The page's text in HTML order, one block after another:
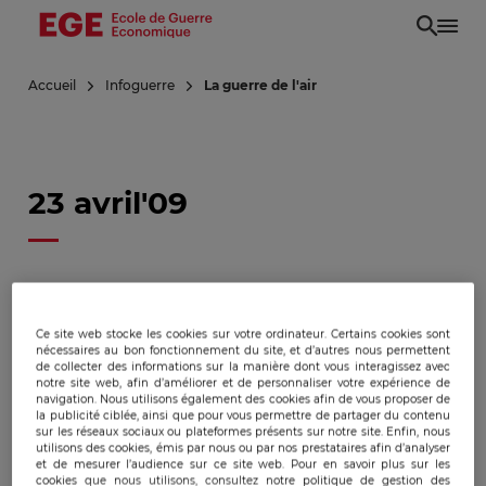
Aller
principal
Accueil Infoguerre La guerre de l'air
23 avril'09
La guerre de l'air
Rapports de Force
Publicado: 23/04/2009|Actualizado: 22/12/2023
Ce site web stocke les cookies sur votre ordinateur. Certains cookies sont
nécessaires au bon fonctionnement du site, et d’autres nous permettent
de collecter des informations sur la manière dont vous interagissez avec
notre site web, afin d’améliorer et de personnaliser votre expérience de
navigation. Nous utilisons également des cookies afin de vous proposer de
la publicité ciblée, ainsi que pour vous permettre de partager du contenu
sur les réseaux sociaux ou plateformes présents sur notre site. Enfin, nous
utilisons des cookies, émis par nous ou par nos prestataires afin d’analyser
et de mesurer l’audience sur ce site web. Pour en savoir plus sur les
cookies que nous utilisons, consultez notre politique de gestion des